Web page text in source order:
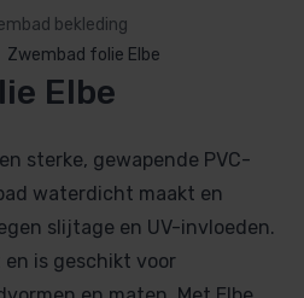
bekleding
Zwembad folie Elbe
Elbe
sterke, gewapende PVC-
waterdicht maakt en
slijtage en UV-invloeden.
is geschikt voor